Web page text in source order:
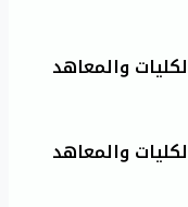
والمعاهد
والمعاهد